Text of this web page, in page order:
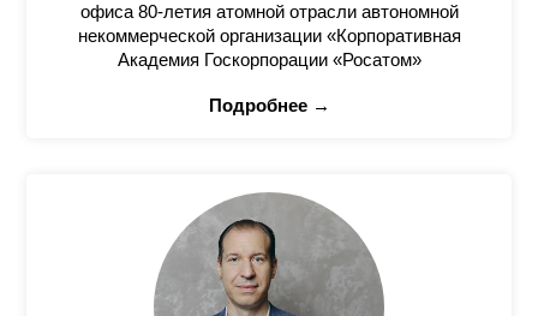
офиса 80-летия атомной отрасли автономной
некоммерческой организации «Корпоративная
Академия Госкорпорации «Росатом»
Подробнее →